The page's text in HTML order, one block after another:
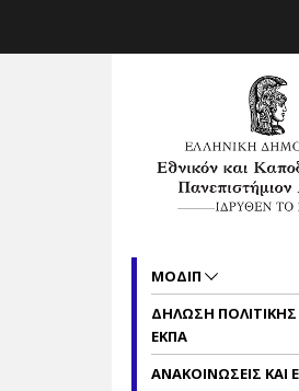
ΜΟΔΙΠ
ΔΗΛΩΣΗ
ΕΚΠΑ
ΑΝΑΚΟΙΝΩΣΕΙΣ ΚΑΙ